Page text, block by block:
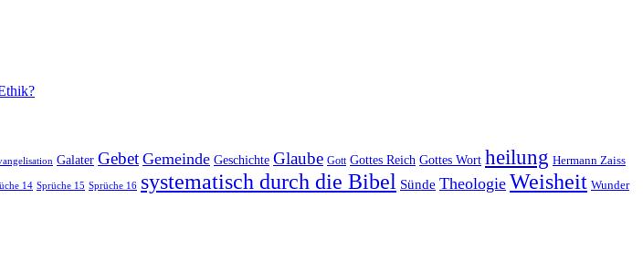
Galater Gebet Gemeinde Geschichte Glaube Gott Gottes Reich Gottes Wort heilung Hermann Zaiss
14 Sprüche 15 Sprüche 16 systematisch durch die Bibel Sünde Theologie Weisheit Wunder